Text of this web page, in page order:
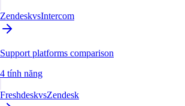
ZendeskvsIntercom
Support platforms comparison
4 tính năng
FreshdeskvsZendesk